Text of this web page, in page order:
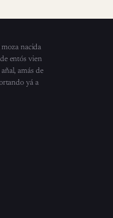
nacida
entós vien
amás de
yá a